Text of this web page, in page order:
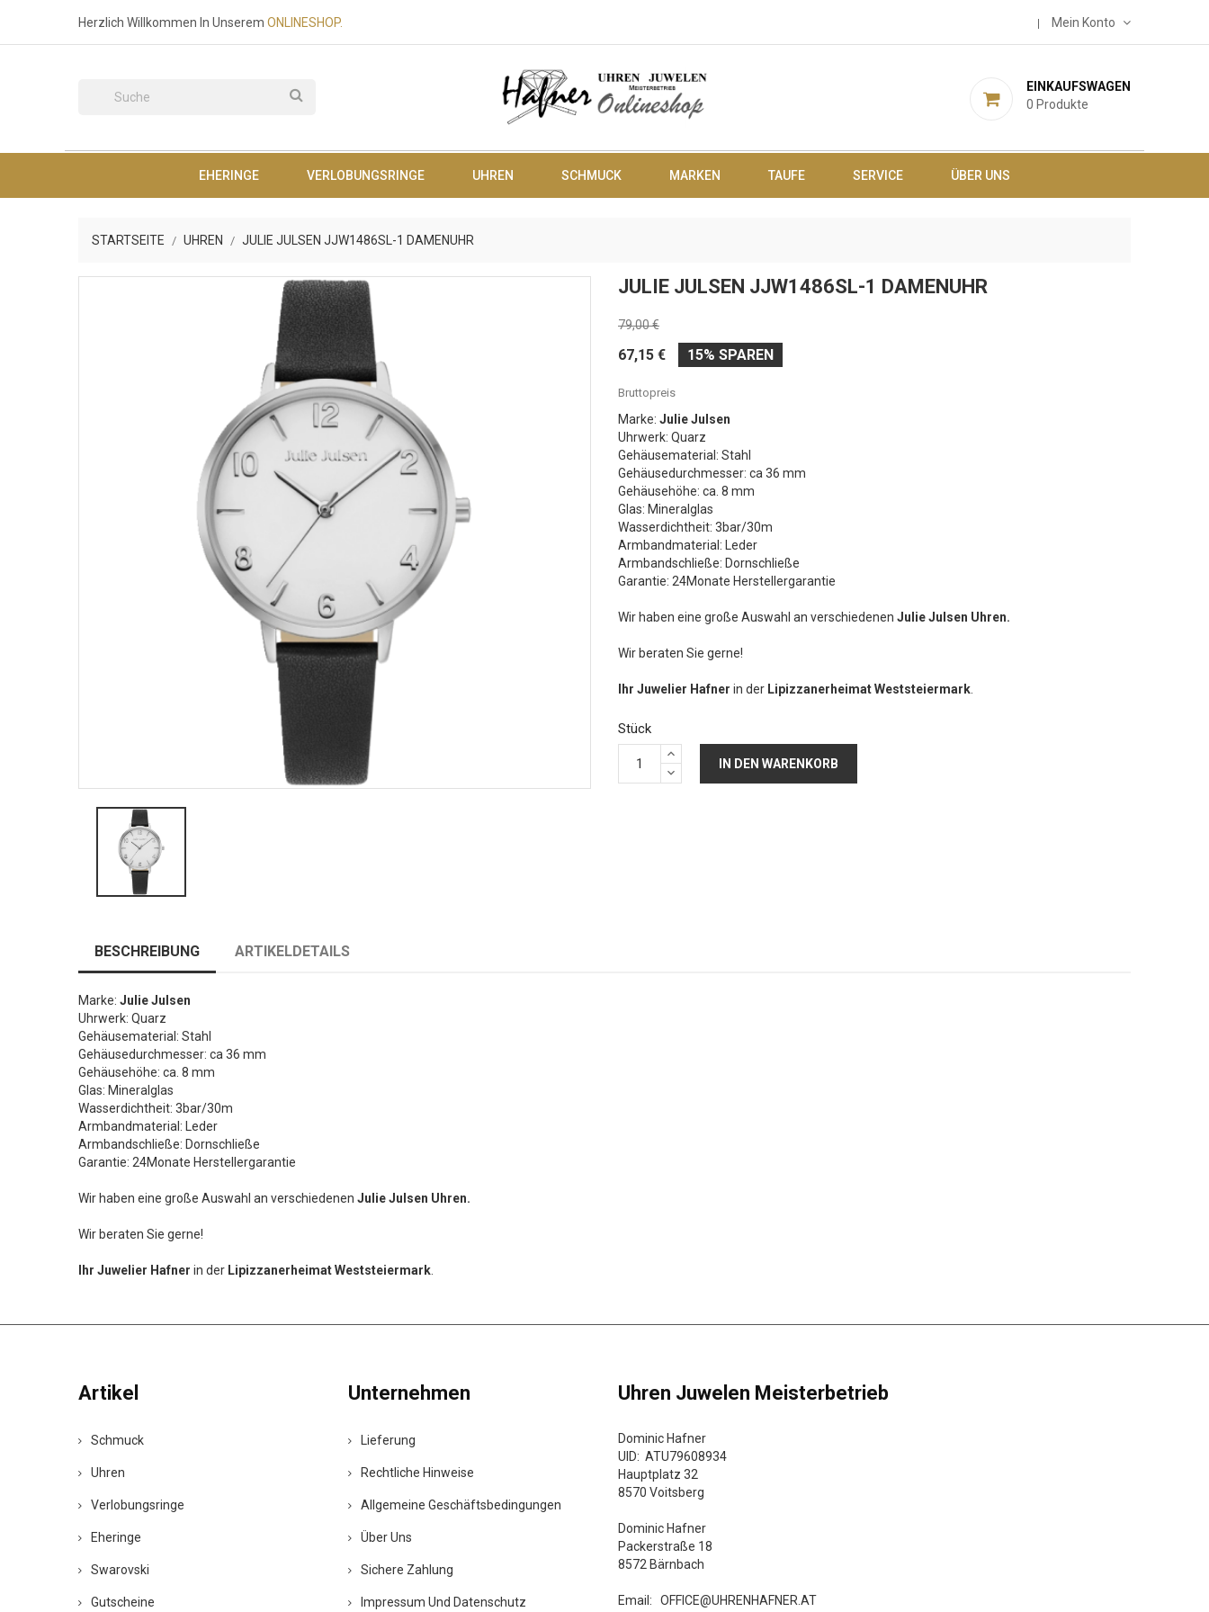
Herzlich Willkommen In Unserem ONLINESHOP. Mein Konto
EINKAUFSWAGEN
0 Produkte
EHERINGE VERLOBUNGSRINGE UHREN SCHMUCK MARKEN TAUFE SERVICE ÜBER UNS
STARTSEITE UHREN JULIE JULSEN JJW1486SL-1 DAMENUHR
JULIE JULSEN JJW1486SL-1 DAMENUHR
79,00 €
67,15 € 15% SPAREN
Bruttopreis
Marke: Julie Julsen
Uhrwerk: Quarz
Gehäusematerial: Stahl
Gehäusedurchmesser: ca 36 mm
Gehäusehöhe: ca. 8 mm
Glas: Mineralglas
Wasserdichtheit: 3bar/30m
Armbandmaterial: Leder
Armbandschließe: Dornschließe
Garantie: 24Monate Herstellergarantie
Wir haben eine große Auswahl an verschiedenen Julie Julsen Uhren.
Wir beraten Sie gerne!
Ihr Juwelier Hafner in der Lipizzanerheimat Weststeiermark
Stück
IN DEN WARENKORB
BESCHREIBUNG ARTIKELDETAILS
Marke: Julie Julsen
Uhrwerk: Quarz
Gehäusematerial: Stahl
Gehäusedurchmesser: ca 36 mm
Gehäusehöhe: ca. 8 mm
Glas: Mineralglas
Wasserdichtheit: 3bar/30m
Armbandmaterial: Leder
Armbandschließe: Dornschließe
Garantie: 24Monate Herstellergarantie
Wir haben eine große Auswahl an verschiedenen Julie Julsen Uhren.
Wir beraten Sie gerne!
Ihr Juwelier Hafner in der Lipizzanerheimat Weststeiermark
Artikel
Schmuck
Uhren
Verlobungsringe
Eheringe
Swarovski
Gutscheine
Unternehmen
Lieferung
Rechtliche Hinweise
Allgemeine Geschäftsbedingungen
Über Uns
Sichere Zahlung
Impressum Und Datenschutz
Uhren Juwelen Meisterbetrieb
Dominic Hafner
UID: ATU79608934
Hauptplatz 32
8570 Voitsberg
Dominic Hafner
Packerstraße 18
8572 Bärnbach
Email: OFFICE@UHRENHAFNER.AT